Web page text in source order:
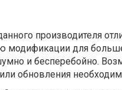
производителя
модификации для
и бесперебойно.
обновления